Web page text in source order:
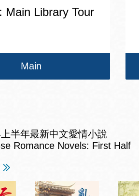
Main Library Tour
Main
半年最新中文愛情小說
Romance Novels: First Half